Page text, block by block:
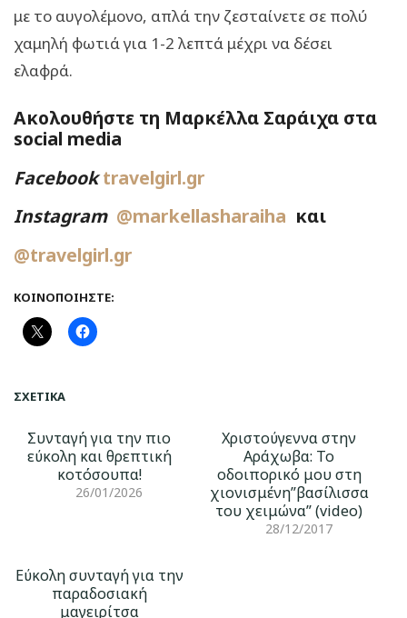
με το αυγολέμονο, απλά την ζεσταίνετε σε πολύ
χαμηλή φωτιά για 1-2 λεπτά μέχρι να δέσει
ελαφρά.
Ακολουθήστε τη Μαρκέλλα Σαράιχα στα
social media
Facebook travelgirl.gr
Instagram @markellasharaiha και
@travelgirl.gr
ΚΟΙΝΟΠΟΙΉΣΤΕ:
ΣΧΕΤΙΚΆ
Συνταγή για την πιο
εύκολη και θρεπτική
κοτόσουπα!
26/01/2026
Χριστούγεννα στην
Αράχωβα: Το
οδοιπορικό μου στη
χιονισμένη”βασίλισσα
του χειμώνα” (video)
28/12/2017
Εύκολη συνταγή για την
παραδοσιακή
μαγειρίτσα